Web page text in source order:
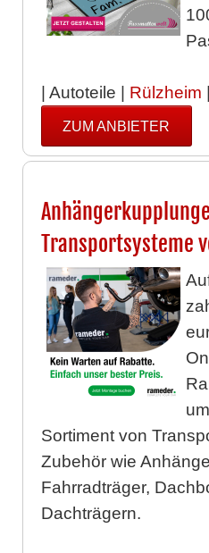
| Autoteile | Rülzheim
ZUM ANBIETER
Transportsysteme
Sortiment von
Zubehör wie
Fahrradträger,
Dachträgern.